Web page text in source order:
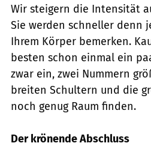
Wir steigern die Intensität
Sie werden schneller denn
Ihrem Körper bemerken.
besten schon einmal ein
zwar ein, zwei Nummern
breiten Schultern und die
noch genug Raum finden.
Der krönende Abschluss